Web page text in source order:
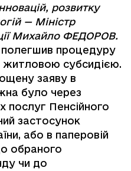
розвитку
— Міністр
Михайло ФЕДОРОВ.
процедуру
житловою субсидією.
заяву в
було через
послуг Пенсійного
застосунок
або в паперовій
обраного
чи до